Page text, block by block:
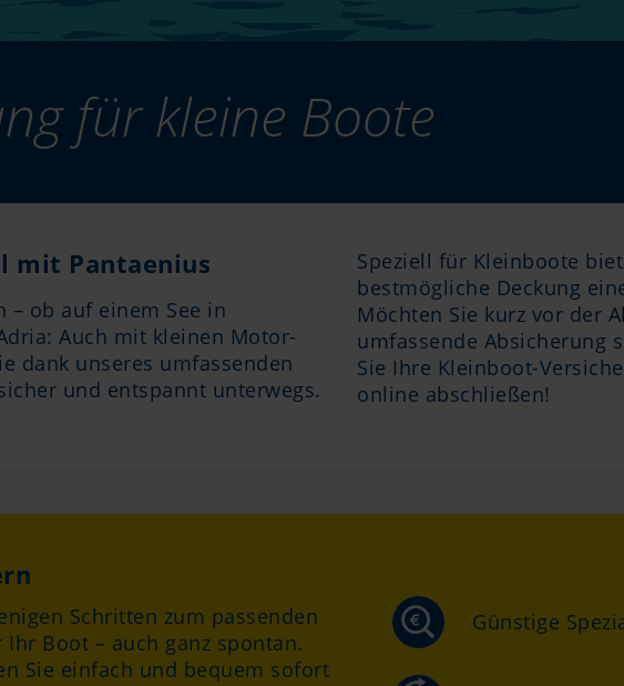
für kleine Boote
mit Pantaenius
­­­­­­­– ob auf einem See in
Auch mit kleinen Motor-
dank unseres umfassenden
und entspannt unterwegs.
Speziell für Kleinboote
bestmögliche Deckung
Möchten Sie kurz vor der
umfassende Absicherung
Sie Ihre Kleinboot-
online abschließen!
Schritten zum passenden
Boot – auch ganz spontan.
Sie einfach und bequem sofort
Günstige